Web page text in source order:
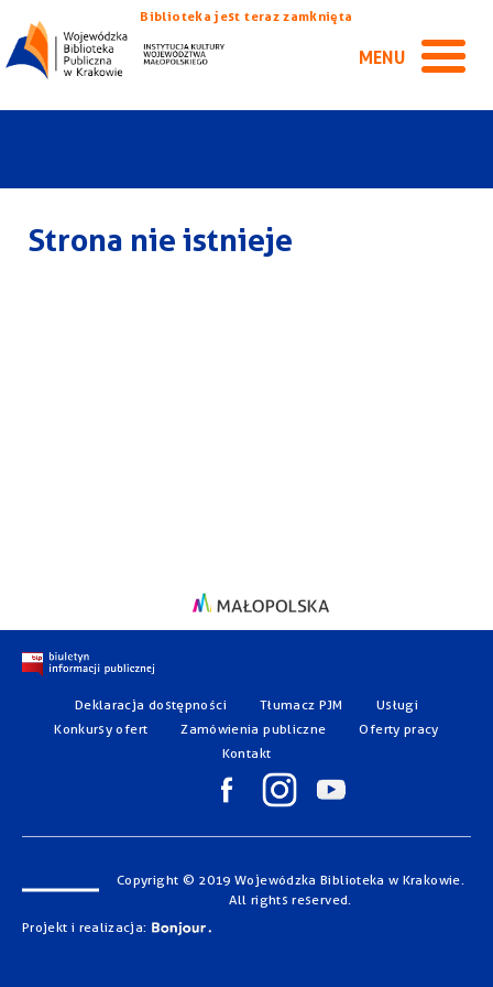
Biblioteka jest teraz zamknięta
MENU
Strona nie istnieje
Deklaracja dostępności Tłumacz PJM
Usługi
Konkursy ofert
Zamówienia publiczne
Oferty pracy
Kontakt
Copyright © 2019 Wojewódzka Biblioteka w Krakowie.
All rights reserved.
Projekt i realizacja: